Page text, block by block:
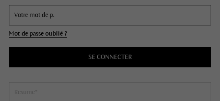
Mot de passe oublié ?
SE CONNECTER